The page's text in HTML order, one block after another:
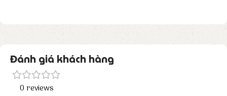
Đánh giá khách hàng
0 reviews